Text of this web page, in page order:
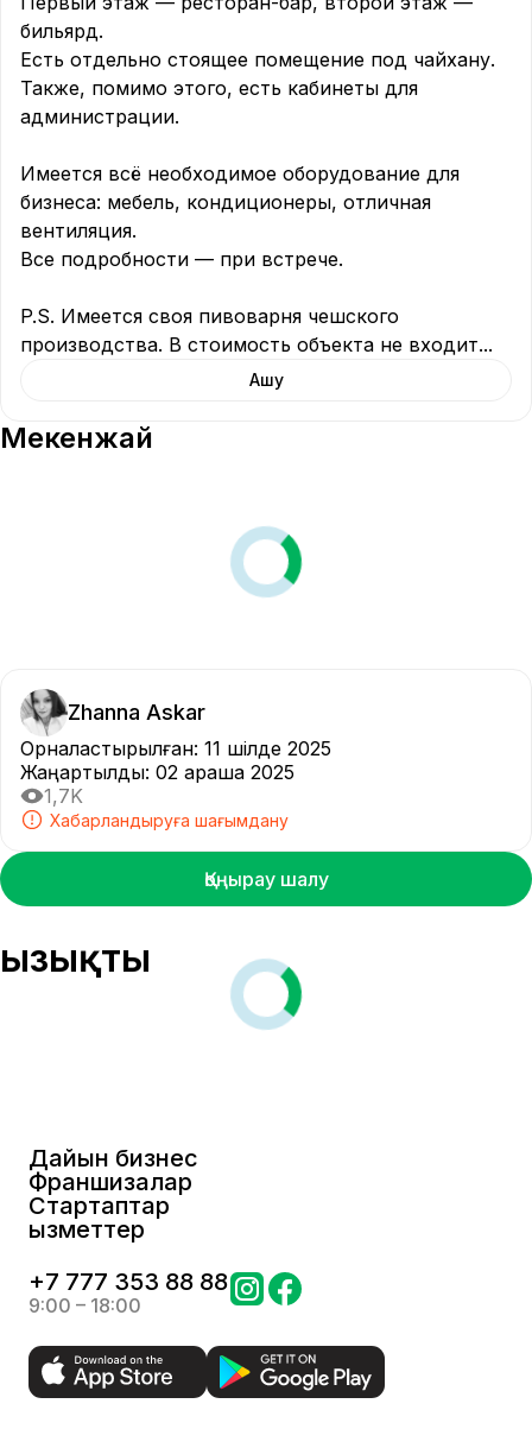
бильярд.
Есть отдельно стоящее помещение под чайхану.
Также, помимо этого, есть кабинеты для
администрации.
Имеется всё необходимое оборудование для
бизнеса: мебель, кондиционеры, отличная
вентиляция.
Все подробности — при встрече.
P.S. Имеется своя пивоварня чешского
производства. В стоимость объекта не входит...
Ашу
Мекенжай
Zhanna Askar
Орналастырылған: 11 шілде 2025
Жаңартылды: 02 қараша 2025
1,7K
Хабарландыруға шағымдану
Қоңырау шалу
Қызықты
Дайын бизнес
Франшизалар
Стартаптар
Қызметтер
+7 777 353 88 88
9:00 – 18:00